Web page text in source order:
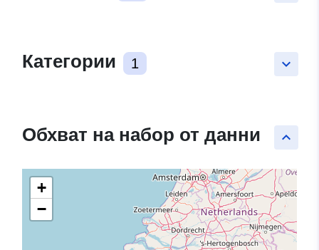
keyboard_arrow_down
Категории 1
keyboard_arrow_up
Обхват на набор от данни
+
−